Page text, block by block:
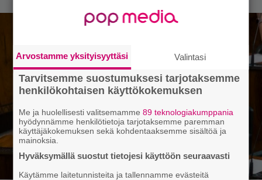
Arvostamme yksityisyyttäsi Valintasi
Tarvitsemme suostumuksesi tarjotaksemme
henkilökohtaisen käyttökokemuksen
Me ja huolellisesti valitsemamme89 teknologiakumppania
hyödynnämme henkilötietoja tarjotaksemme paremman
käyttäjäkokemuksen sekä kohdentaaksemme sisältöä ja
mainoksia.
Hyväksymällä suostut tietojesi käyttöön seuraavasti
Käytämme laitetunnisteita ja tallennamme evästeitä